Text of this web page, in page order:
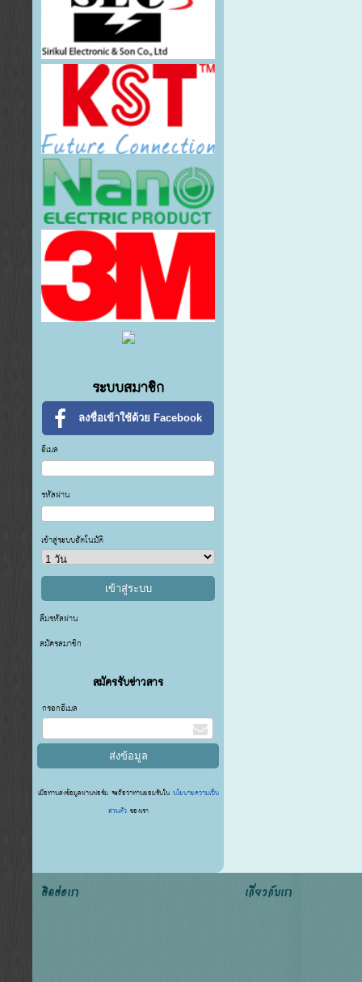
ระบบสมาชิก
ลงชื่อเข้าใช้ด้วย Facebook
อีเมล
รหัสผ่าน
เข้าสู่ระบบอัตโนมัติ
ลืมรหัสผ่าน
สมัครสมาชิก
สมัครรับข่าวสาร
กรอกอีเมล
เมื่อท่านส่งข้อมูลผ่านฟอร์ม จะถือว่าท่านยอมรับในนโยบายความเป็น
ส่วนตัว ของเรา
ติดต่อเรา เกี่ยวกับเรา